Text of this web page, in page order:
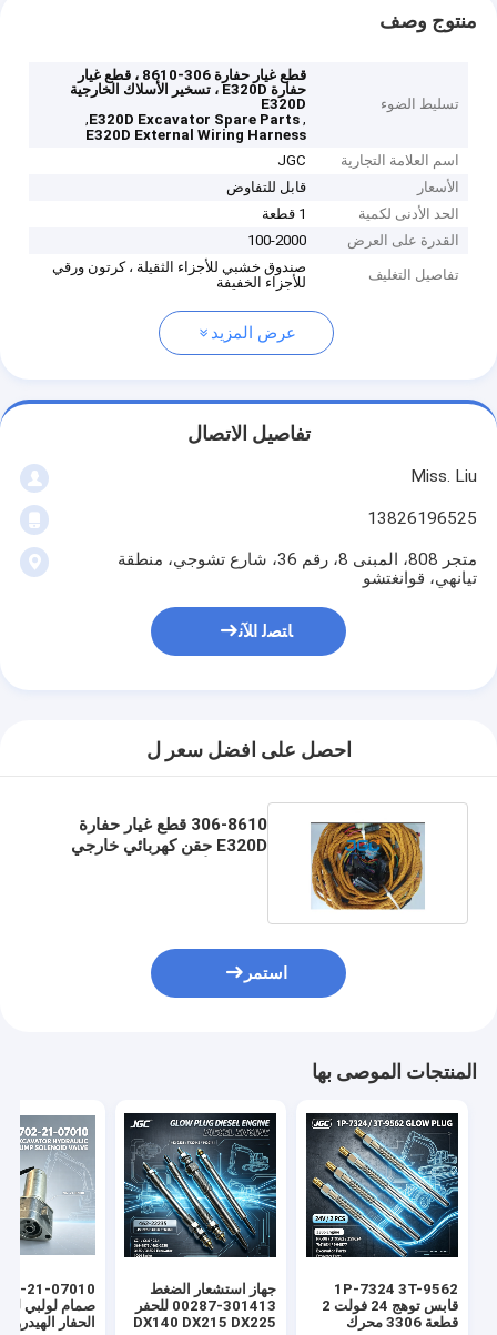
منتوج وصف
تسليط الضوء
قطع غيار حفارة 306-8610 ، قطع غيار
حفارة E320D ، تسخير الأسلاك الخارجية
E320D
,
E320D Excavator Spare Parts
,
E320D External Wiring Harness
اسم العلامة التجارية
JGC
الأسعار
قابل للتفاوض
الحد الأدنى لكمية
1 قطعة
القدرة على العرض
100-2000
تفاصيل التغليف
صندوق خشبي للأجزاء الثقيلة ، كرتون ورقي
للأجزاء الخفيفة
عرض المزيد
تفاصيل الاتصال
Miss. Liu
13826196525
متجر 808، المبنى 8، رقم 36، شارع تشوجي، منطقة
تيانهي، قوانغتشو
ﺎﺘﺼﻟ ﺍﻶﻧ
احصل على افضل سعر ل
306-8610 قطع غيار حفارة
E320D حقن كهربائي خارجي
استمر
المنتجات الموصى بها
1P-7324 3T-9562
قابس توهج 24 فولت 2
قطعة 3306 محرك
جهاز استشعار الضغط
301413-00287 للحفر
DX140 DX215 DX225
صمام لولبي
الحفار